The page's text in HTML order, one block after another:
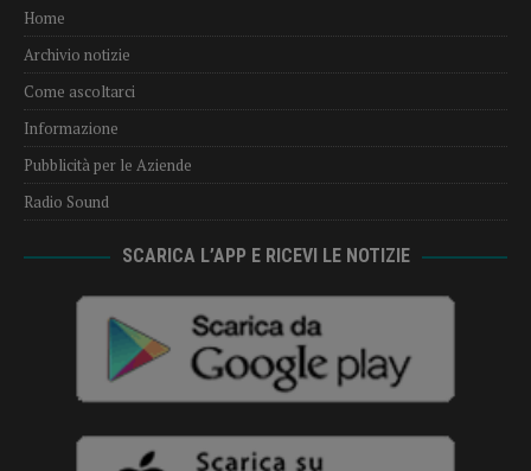
Home
Archivio notizie
Come ascoltarci
Informazione
Pubblicità per le Aziende
Radio Sound
SCARICA L’APP E RICEVI LE NOTIZIE